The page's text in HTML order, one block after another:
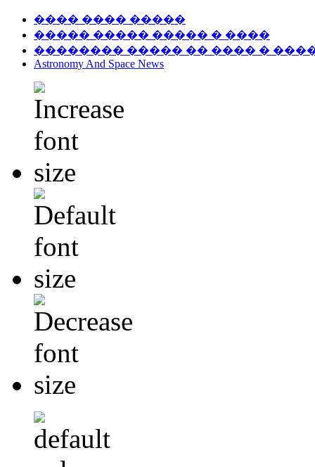
���� ���� �����
����� ����� ����� � ����
�������� ����� �� ���� �
Astronomy And Space News